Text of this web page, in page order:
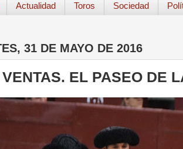
Actualidad Toros Sociedad
31 DE MAYO DE 2016
EL PASEO DE